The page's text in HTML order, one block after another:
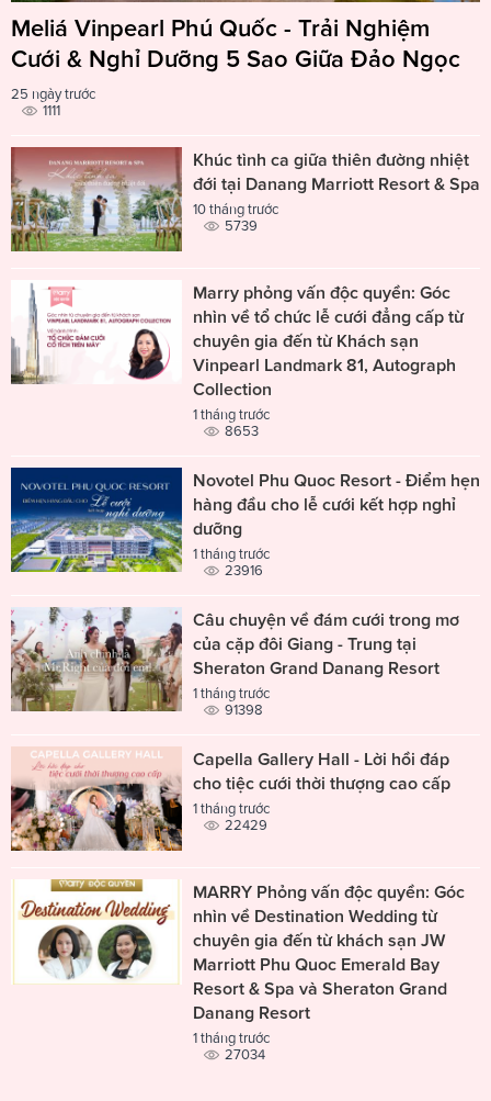
Meliá Vinpearl Phú Quốc - Trải Nghiệm
Cưới & Nghỉ Dưỡng 5 Sao Giữa Đảo Ngọc
25 ngày trước
1111
Khúc tình ca giữa thiên đường nhiệt
đới tại Danang Marriott Resort & Spa
10 tháng trước
5739
Marry phỏng vấn độc quyền: Góc
nhìn về tổ chức lễ cưới đẳng cấp từ
chuyên gia đến từ Khách sạn
Vinpearl Landmark 81, Autograph
Collection
1 tháng trước
8653
Novotel Phu Quoc Resort - Điểm hẹn
hàng đầu cho lễ cưới kết hợp nghỉ
dưỡng
1 tháng trước
23916
Câu chuyện về đám cưới trong mơ
của cặp đôi Giang - Trung tại
Sheraton Grand Danang Resort
1 tháng trước
91398
Capella Gallery Hall - Lời hồi đáp
cho tiệc cưới thời thượng cao cấp
1 tháng trước
22429
MARRY Phỏng vấn độc quyền: Góc
nhìn về Destination Wedding từ
chuyên gia đến từ khách sạn JW
Marriott Phu Quoc Emerald Bay
Resort & Spa và Sheraton Grand
Danang Resort
1 tháng trước
27034